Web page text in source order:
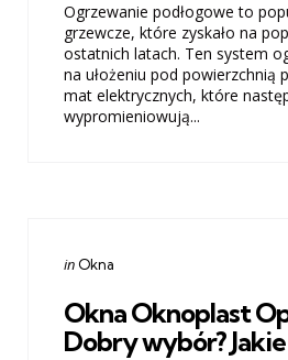
Ogrzewanie podłogowe to
grzewcze, które zyskało na
ostatnich latach. Ten system
na ułożeniu pod powierzchnią
mat elektrycznych, które
wypromieniowują...
Categories
Posted
in Okna
Okna Oknoplast
Dobry wybór?